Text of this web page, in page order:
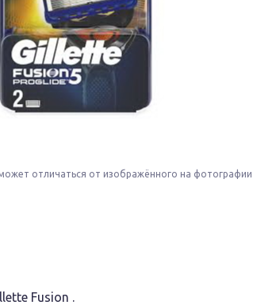
отличаться от изображённого на фотографии
Fusion .